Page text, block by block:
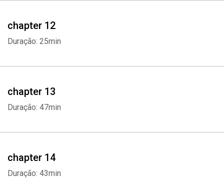
chapter 12
Duração: 25min
chapter 13
Duração: 47min
chapter 14
Duração: 43min